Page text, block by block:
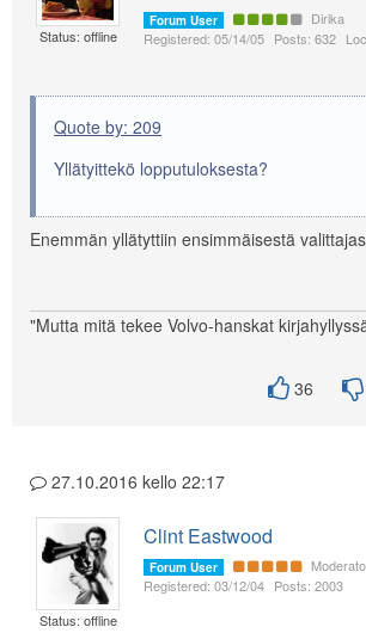
Status: offline
Forum User
Dirika
Registered: 05/14/05 Posts: 632
Quote by: 209
Yllätyittekö lopputuloksesta?
Enemmän yllätyttiin ensimmäisestä
"Mutta mitä tekee Volvo-hanskat
36
27.10.2016 kello 22:17
Status: offline
Clint Eastwood
Forum User
Registered: 03/12/04 Posts: 2003